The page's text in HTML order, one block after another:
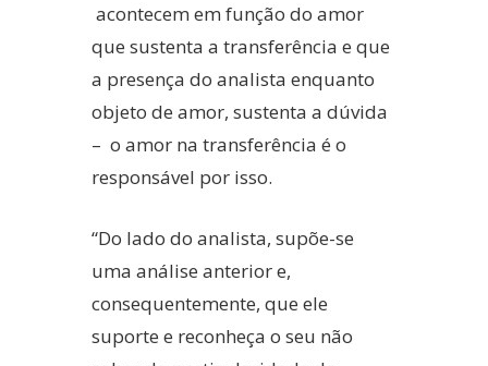
acontecem em função do amor
que sustenta a transferência e que
a presença do analista enquanto
objeto de amor, sustenta a dúvida
– o amor na transferência é o
responsável por isso.
“Do lado do analista, supõe-se
uma análise anterior e,
consequentemente, que ele
suporte e reconheça o seu não